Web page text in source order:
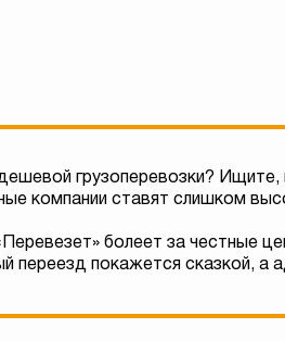
грузоперевозки?
компании ставят слишком
болеет за честные
переезд покажется сказкой, а